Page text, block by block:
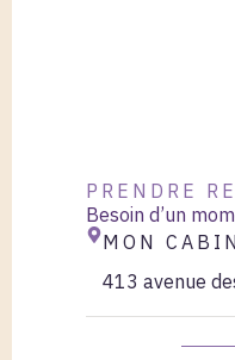
PRENDRE
Besoin d’un
MON
413 avenue